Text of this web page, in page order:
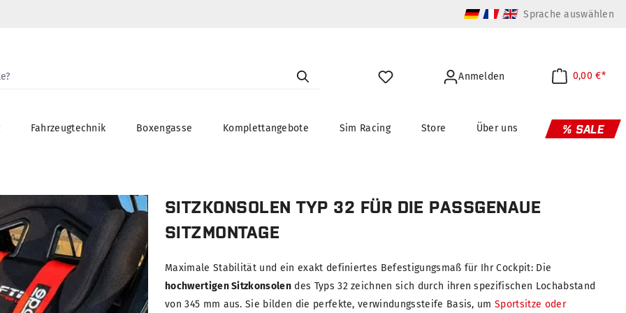
Sprache auswählen
Anmelden 0,00 €*
Fahrzeugtechnik Boxengasse Komplettangebote Sim Racing Store Über uns % SALE
SITZKONSOLEN TYP 32 FÜR DIE PASSGENAUE
SITZMONTAGE
Maximale Stabilität und ein exakt definiertes Befestigungsmaß für Ihr Cockpit: Die
hochwertigen Sitzkonsolen des Typs 32 zeichnen sich durch ihren spezifischen Lochabstand
von 345 mm aus. Sie bilden die perfekte, verwindungssteife Basis, umSportsitze oder